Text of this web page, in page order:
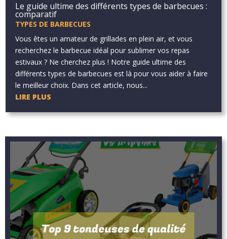
Le guide ultime des différents types de barbecues :
comparatif
TYPES DE BARBECUES
Vous êtes un amateur de grillades en plein air, et vous
recherchez le barbecue idéal pour sublimer vos repas
estivaux ? Ne cherchez plus ! Notre guide ultime des
différents types de barbecues est là pour vous aider à faire
le meilleur choix. Dans cet article, nous...
LIRE PLUS